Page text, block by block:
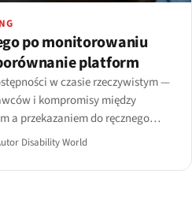
po monitorowaniu
platform
w czasie rzeczywistym —
i kompromisy między
a przekazaniem do ręcznego
Disability World